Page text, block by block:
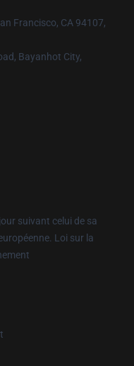
Francisco, CA 94107,
Bayanhot City,
suivant celui de sa
Loi sur la